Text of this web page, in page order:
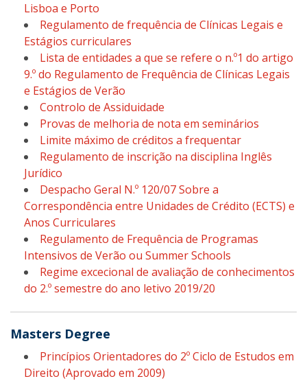
Lisboa e Porto
Regulamento de frequência de Clínicas Legais e
Estágios curriculares
Lista de entidades a que se refere o n.º1 do artigo
9.º do Regulamento de Frequência de Clínicas Legais
e Estágios de Verão
Controlo de Assiduidade
Provas de melhoria de nota em seminários
Limite máximo de créditos a frequentar
Regulamento de inscrição na disciplina Inglês
Jurídico
Despacho Geral N.º 120/07 Sobre a
Correspondência entre Unidades de Crédito (ECTS) e
Anos Curriculares
Regulamento de Frequência de Programas
Intensivos de Verão ou Summer Schools
Regime excecional de avaliação de conhecimentos
do 2.º semestre do ano letivo 2019/20
Masters Degree
Princípios Orientadores do 2º Ciclo de Estudos em
Direito (Aprovado em 2009)